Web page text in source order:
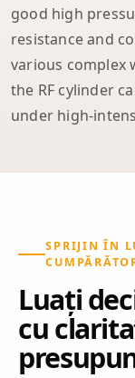
good high
resistance and
various complex
the RF cylinder
under high-
SPRIJIN ÎN
Luați
cu